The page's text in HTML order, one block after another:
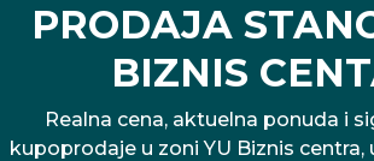
PRODAJA
BIZNIS
Realna cena, aktuelna ponuda i
kupoprodaje u zoni YU Biznis centra,